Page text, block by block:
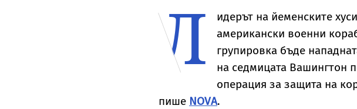
липси в Пентагона
Л
идерът на йеменските
американски военни
групировка бъде
на седмицата Вашингтон
операция за защита на
пише NOVA.